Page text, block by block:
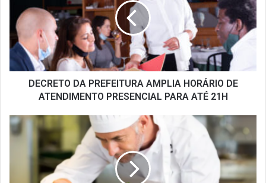
AMPLIA
HORÁRIO
DE
ATENDIMENTO
PRESENCIAL
PARA
DECRETO DA PREFEITURA AMPLIA HORÁRIO DE
ATENDIMENTO PRESENCIAL PARA ATÉ 21H
Curso
de
Cozinheiro
Básico